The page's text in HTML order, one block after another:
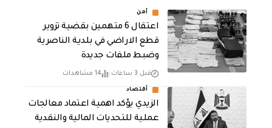
أمن
اعتقال 6 متهمين بقضية تزوير
قطع الاراضي في بلدية الناصرية
وضبط ملفات جديدة
قبل 3 ساعات 14 مشاهدات
أقتصاد
الزيدي يؤكد اهمية اعتماد معالجات
عملية للتحديات المالية والنقدية